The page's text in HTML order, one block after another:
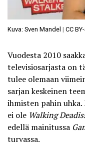
Kuva: Sven Mandel | CC
Vuodesta 2010
televisiosarjasta on
tulee olemaan
sarjan keskeinen
ihmisten pahin
ei ole Walking
edellä mainitussa
turvassa.